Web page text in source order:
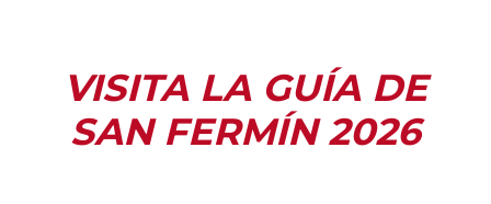
VISITA LA GUÍA DE
SAN FERMÍN 2026